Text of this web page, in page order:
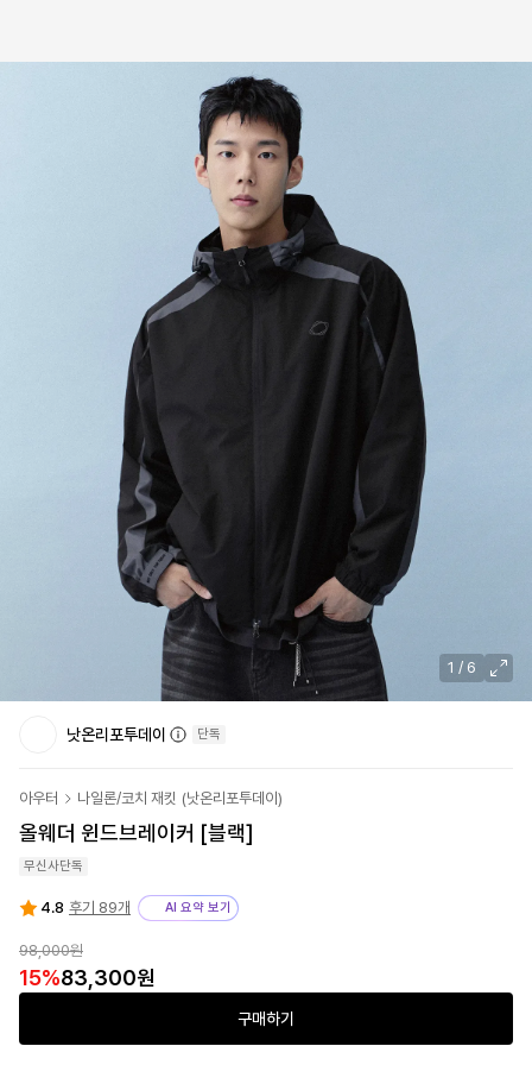
1 / 6
낫온리포투데이 단독
아우터 나일론/코치 재킷 (낫온리포투데이)
올웨더 윈드브레이커 [블랙]
무신사단독
4.8 후기 89개 AI 요약 보기
98,000원
15%83,300원
구매하기